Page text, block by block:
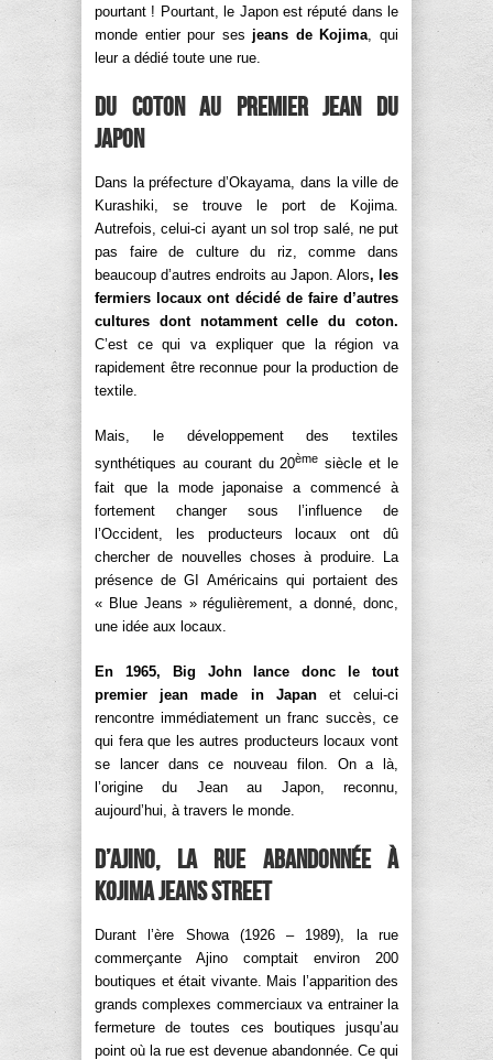
pourtant ! Pourtant, le Japon est réputé dans le
monde entier pour ses jeans de Kojima, qui
leur a dédié toute une rue.
Du coton au premier jean du
Japon
Dans la préfecture d’Okayama, dans la ville de
Kurashiki, se trouve le port de Kojima.
Autrefois, celui-ci ayant un sol trop salé, ne put
pas faire de culture du riz, comme dans
beaucoup d’autres endroits au Japon. Alors, les
fermiers locaux ont décidé de faire d’autres
cultures dont notamment celle du coton.
C’est ce qui va expliquer que la région va
rapidement être reconnue pour la production de
textile.
Mais, le développement des textiles
synthétiques au courant du 20ème siècle et le
fait que la mode japonaise a commencé à
fortement changer sous l’influence de
l’Occident, les producteurs locaux ont dû
chercher de nouvelles choses à produire. La
présence de GI Américains qui portaient des
« Blue Jeans » régulièrement, a donné, donc,
une idée aux locaux.
En 1965, Big John lance donc le tout
premier jean made in Japanet celui-ci
rencontre immédiatement un franc succès, ce
qui fera que les autres producteurs locaux vont
se lancer dans ce nouveau filon. On a là,
l’origine du Jean au Japon, reconnu,
aujourd’hui, à travers le monde.
D’Ajino, la rue abandonnée à
Kojima Jeans Street
Durant l’ère Showa (1926 – 1989), la rue
commerçante Ajino comptait environ 200
boutiques et était vivante. Mais l’apparition des
grands complexes commerciaux va entrainer la
fermeture de toutes ces boutiques jusqu’au
point où la rue est devenue abandonnée. Ce qui